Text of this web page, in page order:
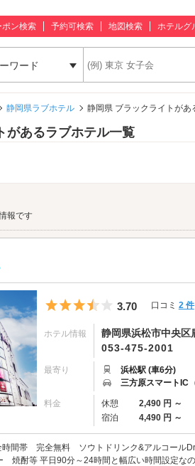
ポン検索 予約可検索 地図検索 ホテルグ
ワード
静岡県ラブホテル 静岡県 ブラックライトがあ
があるラブホテル一覧
報です
5つ星のうち3.5
3.70 口コミ 2 件
ホテル情報
静岡県浜松市中央区
053-475-2001
最寄り
浜松駅 (車6分)
三方原スマートIC
料金 休憩 2,490 円 ～
宿泊
4,490 円 ～
時間帯 完全無料 ソウトドリンク&アルコー
酎等 平日90分～24時間と幅広い時間設定なの